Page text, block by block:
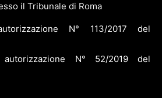
il Tribunale di Roma
N° 113/2017 del
autorizzazione N° 52/2019 del